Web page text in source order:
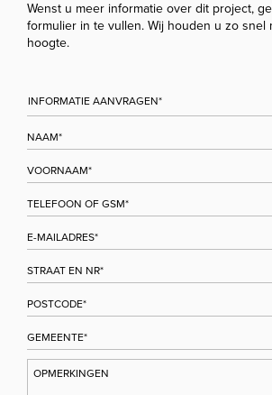
Wenst u meer informatie over dit project,
formulier in te vullen. Wij houden u zo snel
hoogte.